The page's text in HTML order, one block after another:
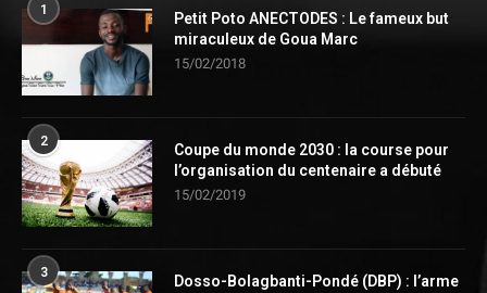
1
Petit Poto ANECTODES : Le fameux but
miraculeux de Goua Marc
15/02/2018
2
Coupe du monde 2030 : la course pour
l’organisation du centenaire a débuté
15/02/2019
3
Dosso-Bolagbanti-Pondé (DBP) : l’arme